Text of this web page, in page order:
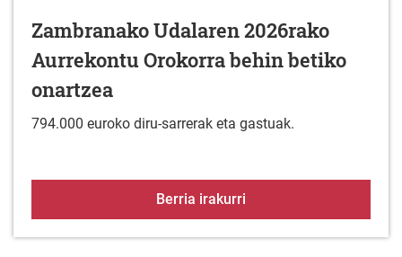
Zambranako Udalaren 2026rako
Aurrekontu Orokorra behin betiko
onartzea
794.000 euroko diru-sarrerak eta gastuak.
Berria irakurri